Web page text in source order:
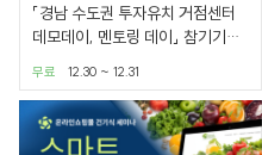
「경남 수도권 투자유치 거점센터
데모데이, 멘토링 데이」 참기기업
12.30 ~ 12.31
무료